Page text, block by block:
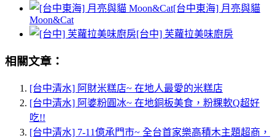
[台中東海] 月亮與貓
Moon&Cat
[台中] 芙蘿拉美味廚房
相關文章：
[台中清水] 阿財米糕店~ 在地人最愛的米糕店
[台中清水] 阿婆粉圓冰~ 在地銅板美食，粉粿軟Q超好
吃!!
[台中清水] 7-11億承門市~ 全台首家樂高積木主題超商，